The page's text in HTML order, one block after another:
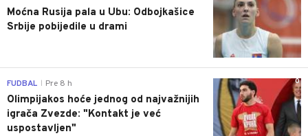
Moćna Rusija pala u Ubu: Odbojkašice
Srbije pobijedile u drami
0
FUDBAL Pre 8 h
Olimpijakos hoće jednog od najvažnijih
igrača Zvezde: "Kontakt je već
uspostavljen"